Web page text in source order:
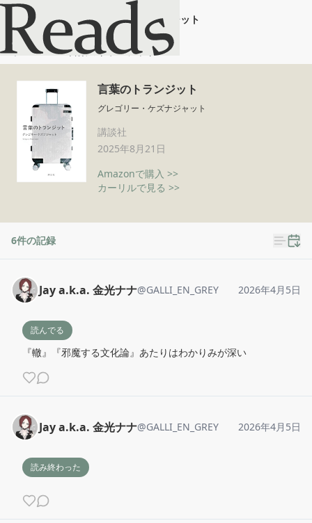
言葉のトランジット
ホーム 言葉のトランジット
言葉のトランジット
グレゴリー・ケズナジャット
講談社
2025年8月21日
Amazonで購入 >>
カーリルで見る >>
6件の記録
Jay a.k.a. 金光ナナ@GALLI_EN_GREY 2026年4月5日
読んでる
『轍』『邪魔する文化論』あたりはわかりみが深い
Jay a.k.a. 金光ナナ@GALLI_EN_GREY 2026年4月5日
読み終わった